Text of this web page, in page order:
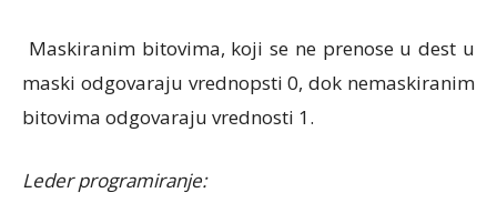
Maskiranim bitovima, koji se ne prenose u dest u
maski odgovaraju vrednopsti 0, dok nemaskiranim
bitovima odgovaraju vrednosti 1.
Leder programiranje: